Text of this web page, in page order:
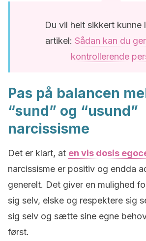
Du vil helt sikkert kunne
artikel: Sådan kan du
kontrollerende
Pas på balancen
“sund” og “usund”
narcissisme
Det er klart, at en vis dosis
narcissisme er positiv og endda
generelt. Det giver en mulighed
sig selv, elske og respektere sig
sig selv og sætte sine egne
først.